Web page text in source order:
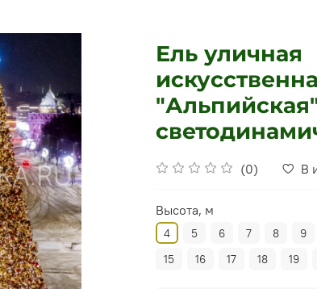
Ель уличная
(0) В
Высота, м
4 5 6 7 8 9
15
16 17 18 19